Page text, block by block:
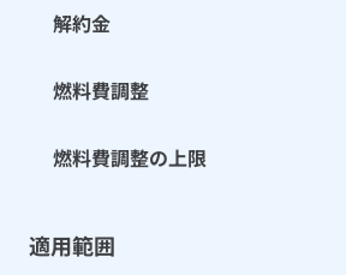
解約金
燃料費調整
燃料費調整の上限
適用範囲